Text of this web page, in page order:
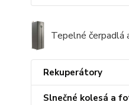
Tepelné čerpadlá
Rekuperátory
Slnečné kolesá a